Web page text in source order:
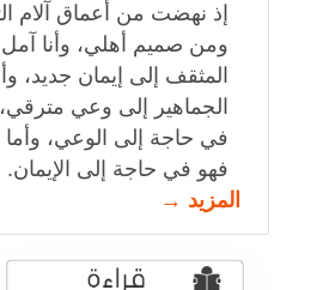
إذ نهضت من أعماق آلام
ومن صميم أهلي، وأنا
المثقف إلى إيمان جديد،
الجماهير إلى وعي مترقي،
في حاجة إلى الوعي، وأما
فهو في حاجة إلى الإيمان.
المزيد →